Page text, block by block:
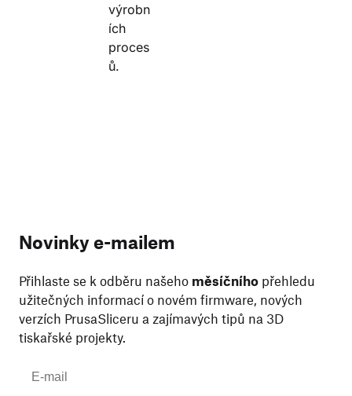
výrobn
ích
proces
ů.
Novinky e-mailem
Přihlaste se k odběru našeho měsíčního přehledu
užitečných informací o novém firmware, nových
verzích PrusaSliceru a zajímavých tipů na 3D
tiskařské projekty.